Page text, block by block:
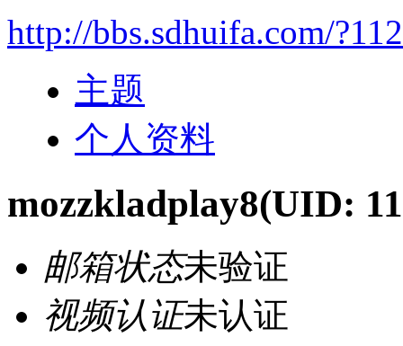
http://bbs.sdhuifa.com/
主题
个人资料
mozzkladplay8(UID:
邮箱状态未验证
视频认证未认证